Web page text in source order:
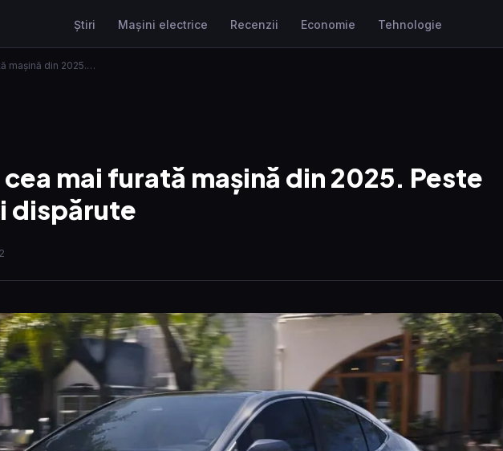
Ştiri Mașini electrice Recenzii Economie Tehnologie
mașină din 2025.…
mai furată mașină din 2025. Peste
dispărute